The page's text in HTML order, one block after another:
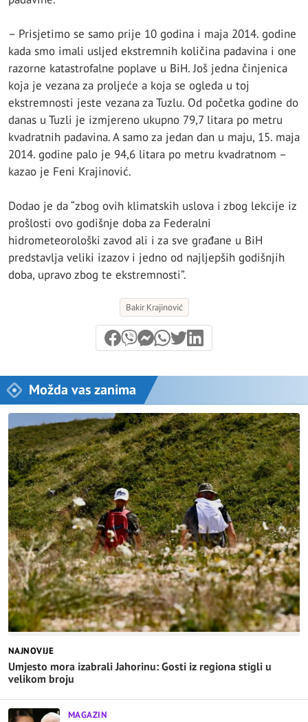
– Prisjetimo se samo prije 10 godina i maja 2014. godine
kada smo imali usljed ekstremnih količina padavina i one
razorne katastrofalne poplave u BiH. Još jedna činjenica
koja je vezana za proljeće a koja se ogleda u toj
ekstremnosti jeste vezana za Tuzlu. Od početka godine do
danas u Tuzli je izmjereno ukupno 79,7 litara po metru
kvadratnih padavina. A samo za jedan dan u maju, 15. maja
2014. godine palo je 94,6 litara po metru kvadratnom –
kazao je Feni Krajinović.
Dodao je da “zbog ovih klimatskih uslova i zbog lekcije iz
prošlosti ovo godišnje doba za Federalni
hidrometeorološki zavod ali i za sve građane u BiH
predstavlja veliki izazov i jedno od najljepših godišnjih
doba, upravo zbog te ekstremnosti”.
Bakir Krajinović
Možda vas zanima
NAJNOVIJE
Umjesto mora izabrali Jahorinu: Gosti iz regiona stigli u
velikom broju
MAGAZIN